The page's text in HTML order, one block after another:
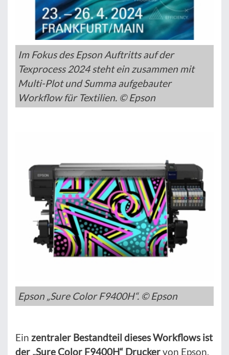
Im Fokus des Epson Auftritts auf der
Texprocess 2024 steht ein zusammen mit
Multi-Plot und Summa aufgebauter
Workflow für Textilien. © Epson
Epson „Sure Color F9400H“. © Epson
Ein zentraler Bestandteil dieses Workflows ist
der „Sure Color F9400H“ Druckervon Epson,